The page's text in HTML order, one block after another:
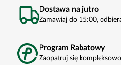
Dostawa na jutro
Zamawiaj do 15:00,
Program Rabatowy
Zaopatruj się